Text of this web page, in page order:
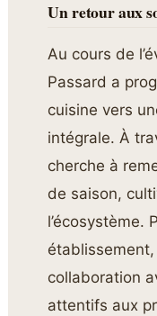
Un retour aux
Au cours de
Passard a
cuisine vers
intégrale. À
cherche à
de saison,
l’écosystème.
établissement,
collaboration
attentifs aux